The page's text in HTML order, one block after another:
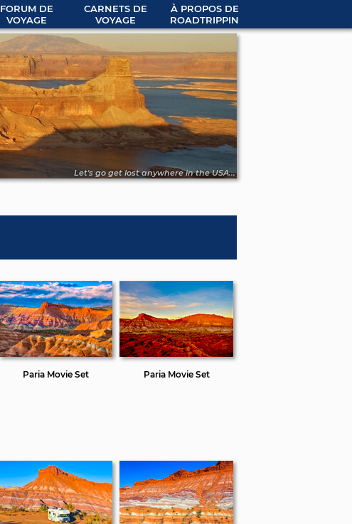
FORUM DE
VOYAGE
CARNETS DE
VOYAGE
À PROPOS DE
ROADTRIPPIN
Let's go get lost anywhere in the USA...
Paria Movie Set Paria Movie Set